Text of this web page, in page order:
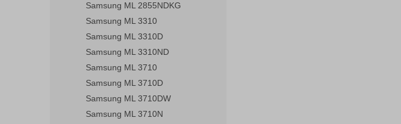
Samsung ML 2855NDKG
Samsung ML 3310
Samsung ML 3310D
Samsung ML 3310ND
Samsung ML 3710
Samsung ML 3710D
Samsung ML 3710DW
Samsung ML 3710N